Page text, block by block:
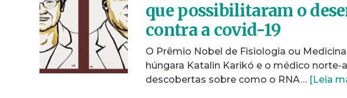
que possibilitaram o
contra a covid-19
O Prêmio Nobel de Fisiologia ou
húngara Katalin Karikó e o médico norte-
descobertas sobre como o RNA… [Leia